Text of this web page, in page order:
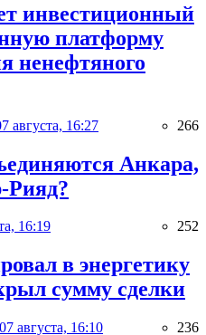
инвестиционный
платформу
ненефтяного
августа, 16:27 266
Анкара,
Рияд?
16:19 252
в энергетику
сумму сделки
07 августа, 16:10 236